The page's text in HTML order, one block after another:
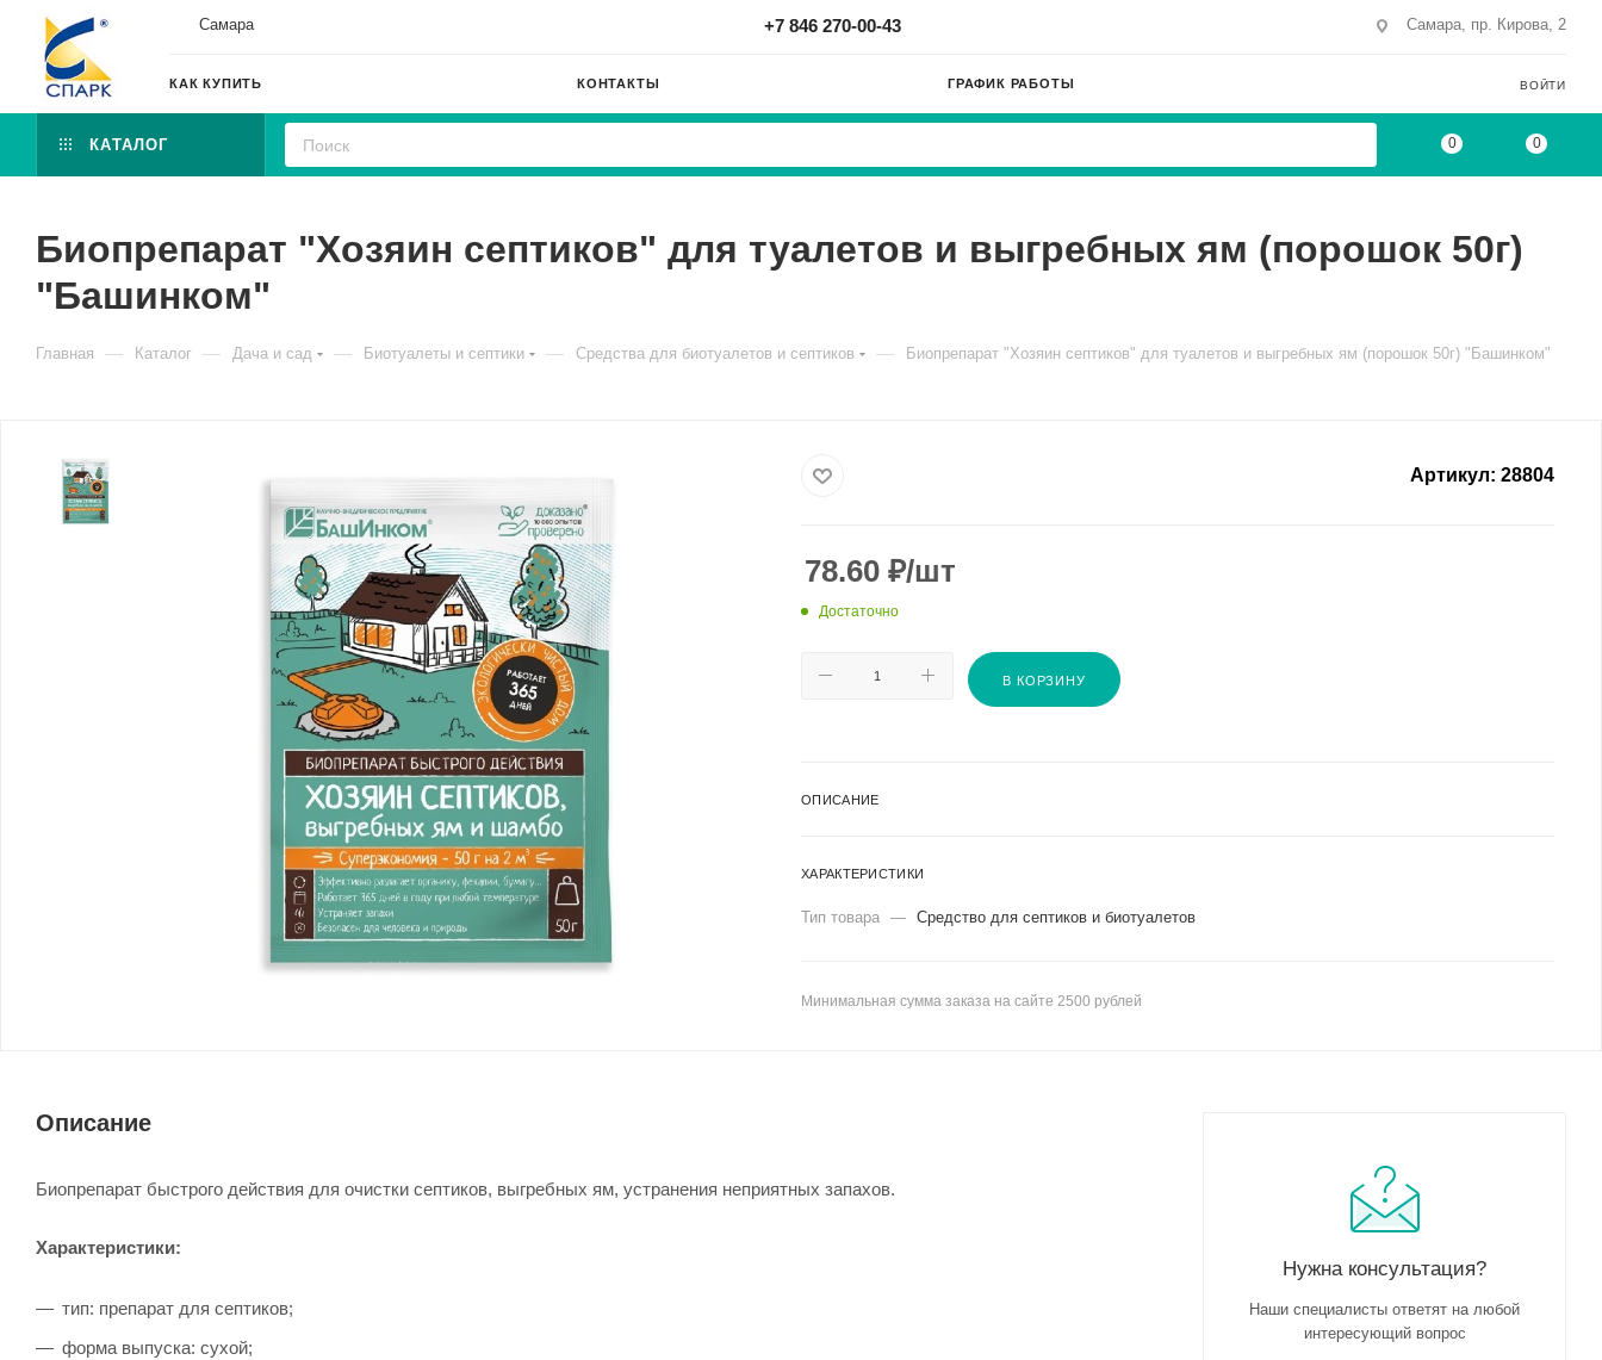
Самара +7 846 270-00-43 Самара, пр. Кирова, 2
КАК КУПИТЬ КОНТАКТЫ ГРАФИК РАБОТЫ ВОЙТИ
КАТАЛОГ 0 0
Биопрепарат "Хозяин септиков" для туалетов и выгребных ям (порошок 50г)
"Башинком"
Главная — Каталог — Дача и сад — Биотуалеты и септики — Средства для биотуалетов и септиков — Биопрепарат "Хозяин септиков" для туалетов и выгребных ям (порошок 50г) "Башинком"
Артикул: 28804
78.60 ₽/шт
Достаточно
В КОРЗИНУ
ОПИСАНИЕ
ХАРАКТЕРИСТИКИ
Тип товара — Средство для септиков и биотуалетов
Минимальная сумма заказа на сайте 2500 рублей
Описание
Биопрепарат быстрого действия для очистки септиков, выгребных ям, устранения неприятных запахов.
Характеристики:
тип: препарат для септиков;
форма выпуска: сухой;
Нужна консультация?
Наши специалисты ответят на любой
интересующий вопрос